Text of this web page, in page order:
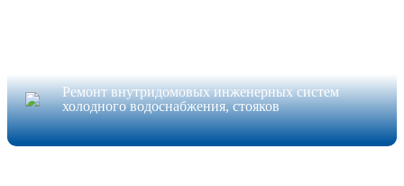
Ремонт внутридомовых инженерных систем
холодного водоснабжения, стояков